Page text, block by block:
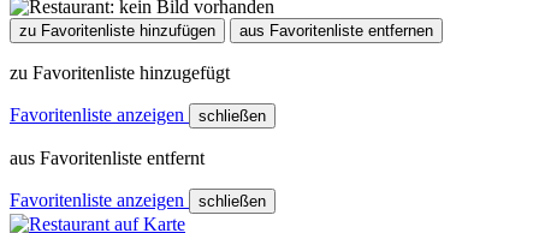
zu Favoritenliste hinzufügen aus Favoritenliste entfernen
zu Favoritenliste hinzugefügt
Favoritenliste anzeigen schließen
aus Favoritenliste entfernt
Favoritenliste anzeigen schließen